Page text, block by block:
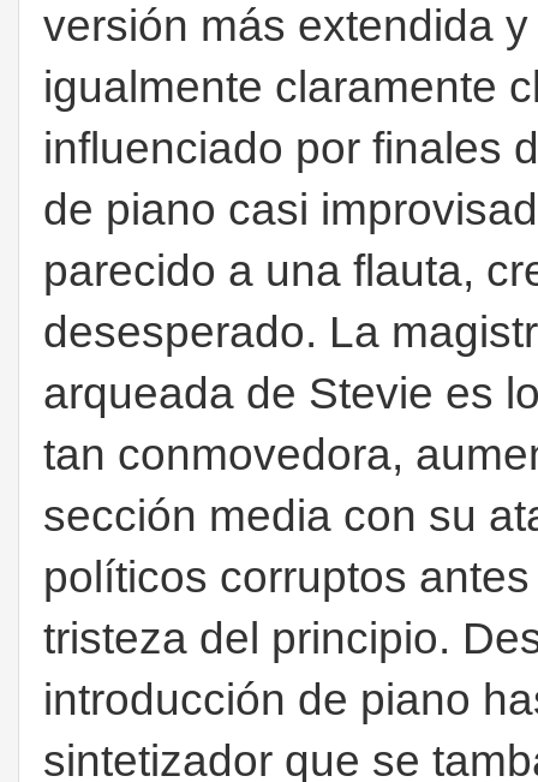
versión más extendida
igualmente claramente
influenciado por finales
de piano casi
parecido a una flauta,
desesperado. La
arqueada de Stevie es
tan conmovedora,
sección media con su
políticos corruptos
tristeza del principio.
introducción de piano
sintetizador que se